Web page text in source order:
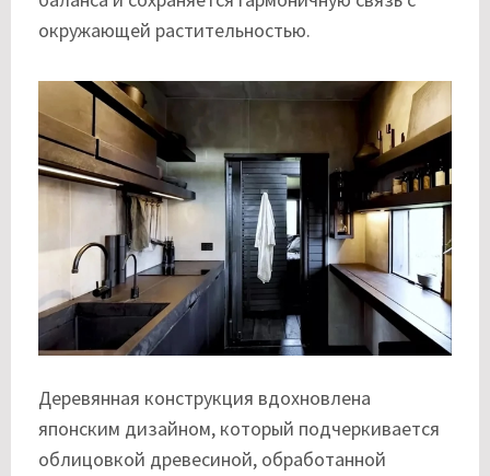
окружающей растительностью.
Деревянная конструкция вдохновлена
японским дизайном, который подчеркивается
облицовкой древесиной, обработанной